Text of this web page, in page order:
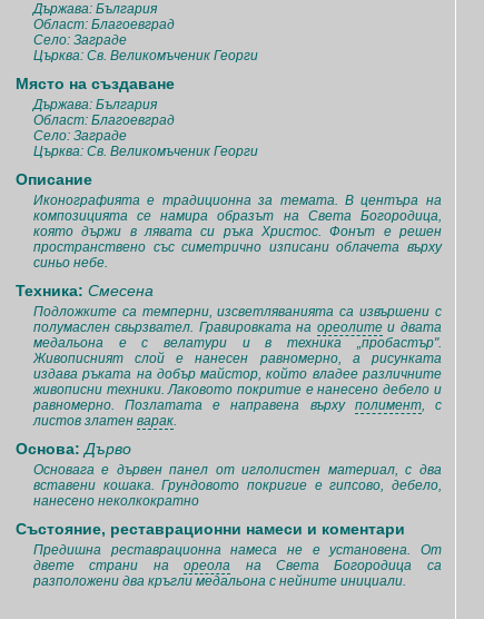
Държава: България
Област: Благоевград
Село: Заграде
Църква: Св. Великомъченик Георги
Място на създаване
Държава: България
Област: Благоевград
Село: Заграде
Църква: Св. Великомъченик Георги
Описание
Иконографията е традиционна за темата. В центъра на
композицията се намира образът на Света Богородица,
която държи в лявата си ръка Христос. Фонът е решен
пространствено със симетрично изписани облачета върху
синьо небе.
Техника: Смесена
Подложките са темперни, изсветляванията са извършени с
полумаслен свьрзвател. Гравировката на ореолитеи двата
медальона е с велатури и в техника „пробастър".
Живописният слой е нанесен равномерно, а рисунката
издава ръката на добър майстор, който владее различните
живописни техники. Лаковото покритие е нанесено дебело и
равномерно. Позлатата е направена върху полимент, с
листов златен варак.
Основа: Дърво
Основага е дървен панел от иглолистен материал, с два
вставени кошака. Грундовото покригие е гипсово, дебело,
нанесено неколкократно
Състояние, реставрационни намеси и коментари
Предишна реставрационна намеса не е установена. От
двете страни наореола на Света Богородица са
разположени два кръгли медальона с нейните инициали.